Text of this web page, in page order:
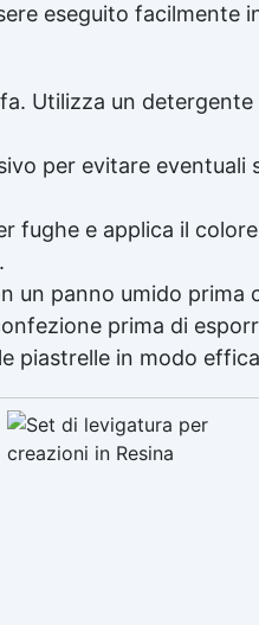
eseguito facilmente
Utilizza un
per evitare eventuali
fughe e applica il
un panno umido
prima di
piastrelle in modo